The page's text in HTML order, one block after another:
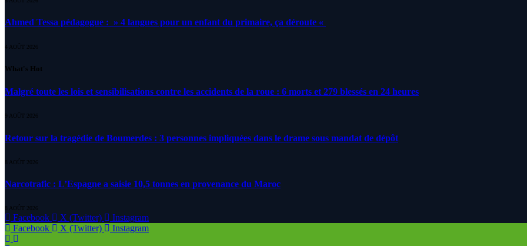
Ahmed Tessa pédagogue : » 4 langues pour un enfant du primaire, ça déroute «
4 AOÛT 2026
What's Hot
Malgré toute les lois et sensibilisations contre les accidents de la roue : 6 morts et 279 blessés en 24 heures
9 AOÛT 2026
Retour sur la tragédie de Boumerdes : 3 personnes impliquées dans le drame sous mandat de dépôt
8 AOÛT 2026
Narcotrafic : L’Espagne a saisie 10,5 tonnes en provenance du Maroc
8 AOÛT 2026
Facebook X (Twitter)
Instagram
Facebook
X (Twitter) Instagram